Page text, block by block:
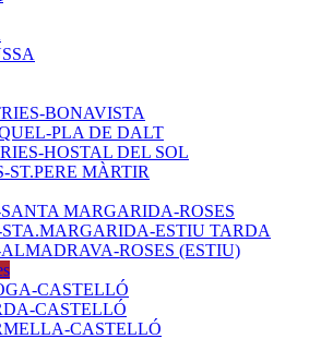
BONAVISTA
PLA DE DALT
HOSTAL DEL SOL
ST.PERE MÀRTIR
MARGARIDA-ROSES
STA.MARGARIDA-ESTIU TARDA
ROSES (ESTIU)
CASTELLÓ
CASTELLÓ
CASTELLÓ